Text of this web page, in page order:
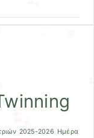
2025-2026 Ημέρα